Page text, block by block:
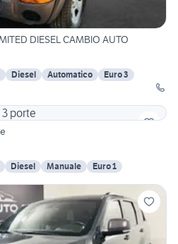
DIESEL CAMBIO AUTO
Diesel Automatico
Euro 3
Diesel Manuale Euro 1